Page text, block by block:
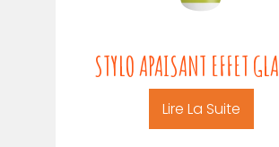
STYLO APAISANT EFFET
Lire La Suite